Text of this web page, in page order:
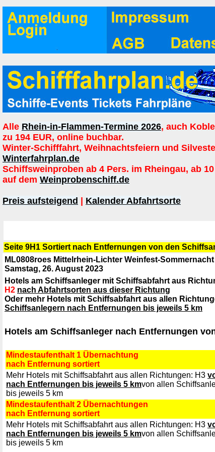
Alle Rhein-in-Flammen-Termine 2026, auch
zu 194 EUR, online buchbar.
Winter-Schifffahrt, Weihnachtsfeiern und
Winterfahrplan.de
Schiffsweinproben ab 4 Pers. im Rheingau, ab
auf dem Weinprobenschiff.de
Preis aufsteigend Kalender Abfahrtsorte
Seite 9H1 Sortiert nach Entfernungen von den
ML0808roes Mittelrhein-Lichter Weinfest-
Samstag, 26. August 2023
Hotels am Schiffsanleger mit Schiffsabfahrt aus
H2 nach Abfahrtsorten aus dieser Richtung
Oder mehr Hotels mit Schiffsabfahrt aus allen
Schiffsanlegern nach Entfernungen bis jeweils 5 km
Hotels am Schiffsanleger nach Entfernungen
Mindestaufenthalt 1 Übernachtung
nach Entfernung sortiert
Mehr Hotels mit Schiffsabfahrt aus allen Richtungen: H3
nach Entfernungen bis jeweils 5 kmvon allen
bis jeweils 5 km
Mindestaufenthalt 2 Übernachtungen
nach Entfernung sortiert
Mehr Hotels mit Schiffsabfahrt aus allen Richtungen: H3
nach Entfernungen bis jeweils 5 kmvon allen
bis jeweils 5 km